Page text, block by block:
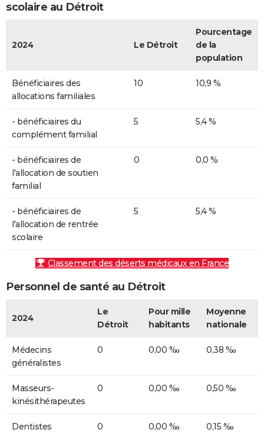
scolaire au Détroit
2024 Le Détroit
Pourcentage
de la
population
Bénéficiaires des
allocations familiales
10 10,9 %
- bénéficiaires du
complément familial
5 5,4 %
- bénéficiaires de
l'allocation de soutien
familial
0 0,0 %
- bénéficiaires de
l'allocation de rentrée
scolaire
5 5,4 %
Classement des déserts médicaux en France
Personnel de santé au Détroit
2024
Le
Détroit
Pour mille
habitants
Moyenne
nationale
Médecins
généralistes
0 0,00 ‰ 0,38 ‰
Masseurs-
kinésithérapeutes
0 0,00 ‰ 0,50 ‰
Dentistes 0 0,00 ‰ 0,15 ‰